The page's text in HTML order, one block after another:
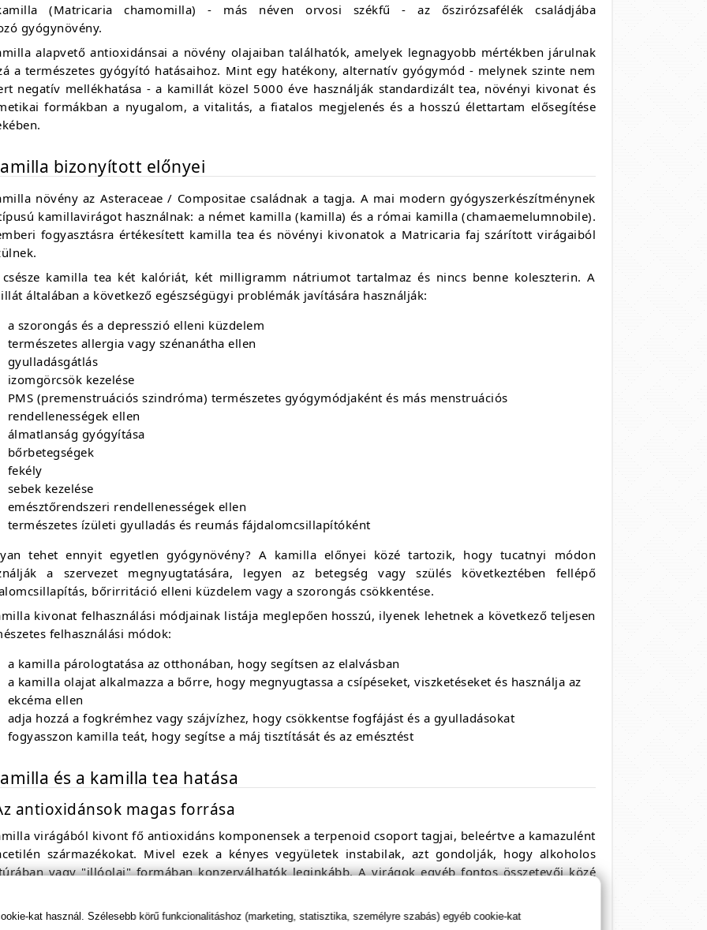
(Matricaria chamomilla) - más néven orvosi székfű - az őszirózsafélék családjába
gyógynövény.
alapvető antioxidánsai a növény olajaiban találhatók, amelyek legnagyobb mértékben járulnak
a természetes gyógyító hatásaihoz. Mint egy hatékony, alternatív gyógymód - melynek szinte nem
negatív mellékhatása - a kamillát közel 5000 éve használják standardizált tea, növényi kivonat és
formákban a nyugalom, a vitalitás, a fiatalos megjelenés és a hosszú élettartam elősegítése
bizonyított előnyei
növény az Asteraceae / Compositae családnak a tagja. A mai modern gyógyszerkészítménynek
kamillavirágot használnak: a német kamilla (kamilla) és a római kamilla (chamaemelumnobile).
fogyasztásra értékesített kamilla tea és növényi kivonatok a Matricaria faj szárított virágaiból
csésze kamilla tea két kalóriát, két milligramm nátriumot tartalmaz és nincs benne koleszterin. A
általában a következő egészségügyi problémák javítására használják:
a szorongás és a depresszió elleni küzdelem
természetes allergia vagy szénanátha ellen
gyulladásgátlás
izomgörcsök kezelése
PMS (premenstruációs szindróma) természetes gyógymódjaként és más menstruációs
rendellenességek ellen
álmatlanság gyógyítása
bőrbetegségek
fekély
sebek kezelése
emésztőrendszeri rendellenességek ellen
természetes ízületi gyulladás és reumás fájdalomcsillapítóként
tehet ennyit egyetlen gyógynövény? A kamilla előnyei közé tartozik, hogy tucatnyi módon
a szervezet megnyugtatására, legyen az betegség vagy szülés következtében fellépő
bőrirritáció elleni küzdelem vagy a szorongás csökkentése.
kivonat felhasználási módjainak listája meglepően hosszú, ilyenek lehetnek a következő teljesen
felhasználási módok:
a kamilla párologtatása az otthonában, hogy segítsen az elalvásban
a kamilla olajat alkalmazza a bőrre, hogy megnyugtassa a csípéseket, viszketéseket és használja az
ekcéma ellen
adja hozzá a fogkrémhez vagy szájvízhez, hogy csökkentse fogfájást és a gyulladásokat
fogyasszon kamilla teát, hogy segítse a máj tisztítását és az emésztést
és a kamilla tea hatása
antioxidánsok magas forrása
virágából kivont fő antioxidáns komponensek a terpenoid csoport tagjai, beleértve a kamazulént
származékokat. Mivel ezek a kényes vegyületek instabilak, azt gondolják, hogy alkoholos
vagy "illóolaj" formában konzerválhatók leginkább. A virágok egyéb fontos összetevői közé
kat használ. Szélesebb körű funkcionalitáshoz (marketing, statisztika, személyre szabás) egyéb cookie-kat